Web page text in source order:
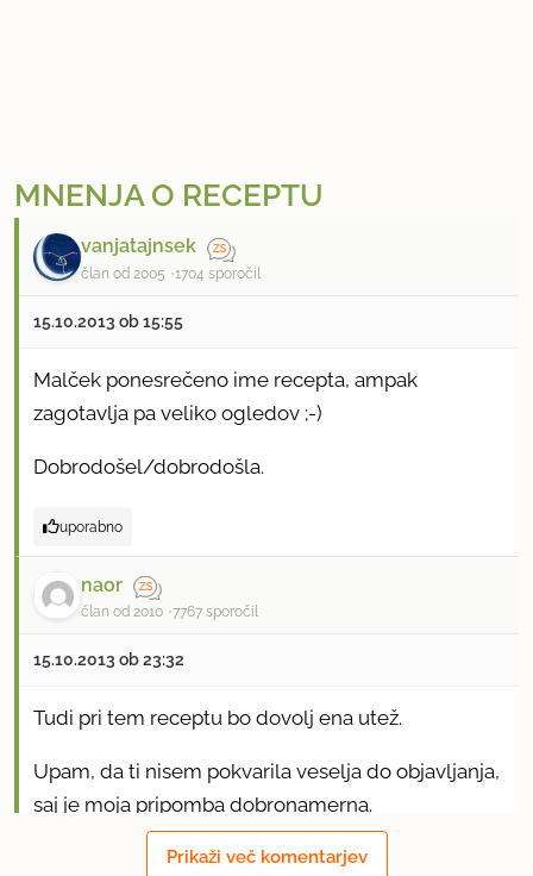
MNENJA O RECEPTU
vanjatajnsek
član od 2005 1704 sporočil
15.10.2013 ob 15:55
Malček ponesrečeno ime recepta, ampak
zagotavlja pa veliko ogledov ;-)
Dobrodošel/dobrodošla.
uporabno
naor
član od 2010 7767 sporočil
15.10.2013 ob 23:32
Tudi pri tem receptu bo dovolj ena utež.
Upam, da ti nisem pokvarila veselja do objavljanja,
saj je moja pripomba dobronamerna.
Prikaži več komentarjev